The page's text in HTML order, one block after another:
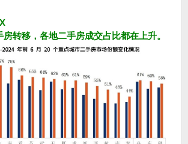
转移，各地二手房成交占比都在上升。